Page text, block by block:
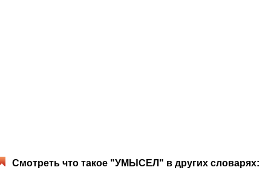
Смотреть что такое "УМЫСЕЛ" в других словарях: